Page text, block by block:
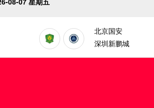
俄超
北京国安
深圳新鹏城